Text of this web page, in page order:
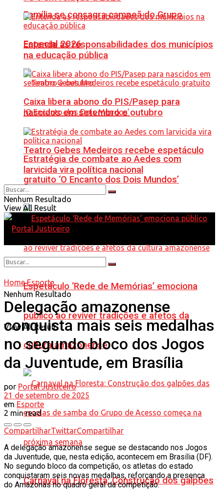
Família se consagra campeã do Grupo
Especial 2026
Teatro Gebes Medeiros recebe espetáculo
gratuito ‘O Encanto dos Dois Mundos’
Espetáculo ‘Rede de Memórias’ emociona
público ao reviver tradições e afetos da
cultura amazonense
Carnaval na Floresta: Construção dos galpões
Entenda as responsabilidades dos municípios
na educação pública
Caixa libera abono do PIS/Pasep para
nascidos em setembro e outubro
Estratégia de combate ao Aedes com
larvicida vira política nacional
Nenhum Resultado
View All Result
Nenhum Resultado
View All Result
Home Esporte
Delegação amazonense
conquista mais seis medalhas
no segundo bloco dos Jogos
da Juventude, em Brasília
por Portal Justiceiro
21 de setembro de 2025
em Esporte
2 min read
CompartilharTwittarCompartilhar
A delegação amazonense segue se destacando nos Jogos
da Juventude, que, nesta edição, acontecem em Brasília (DF).
No segundo bloco da competição, os atletas do estado
conquistaram seis novas medalhas, reforçando a presença
do Amazonas no quadro geral da competição.